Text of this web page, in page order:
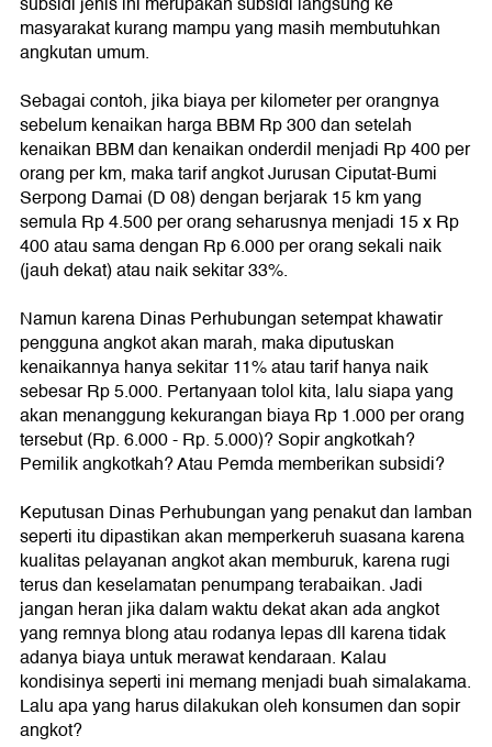
masyarakat kurang mampu yang masih membutuhkan
angkutan umum.
Sebagai contoh, jika biaya per kilometer per orangnya
sebelum kenaikan harga BBM Rp 300 dan setelah
kenaikan BBM dan kenaikan onderdil menjadi Rp 400 per
orang per km, maka tarif angkot Jurusan Ciputat-Bumi
Serpong Damai (D 08) dengan berjarak 15 km yang
semula Rp 4.500 per orang seharusnya menjadi 15 x Rp
400 atau sama dengan Rp 6.000 per orang sekali naik
(jauh dekat) atau naik sekitar 33%.
Namun karena Dinas Perhubungan setempat khawatir
pengguna angkot akan marah, maka diputuskan
kenaikannya hanya sekitar 11% atau tarif hanya naik
sebesar Rp 5.000. Pertanyaan tolol kita, lalu siapa yang
akan menanggung kekurangan biaya Rp 1.000 per orang
tersebut (Rp. 6.000 - Rp. 5.000)? Sopir angkotkah?
Pemilik angkotkah? Atau Pemda memberikan subsidi?
Keputusan Dinas Perhubungan yang penakut dan lamban
seperti itu dipastikan akan memperkeruh suasana karena
kualitas pelayanan angkot akan memburuk, karena rugi
terus dan keselamatan penumpang terabaikan. Jadi
jangan heran jika dalam waktu dekat akan ada angkot
yang remnya blong atau rodanya lepas dll karena tidak
adanya biaya untuk merawat kendaraan. Kalau
kondisinya seperti ini memang menjadi buah simalakama.
Lalu apa yang harus dilakukan oleh konsumen dan sopir
angkot?